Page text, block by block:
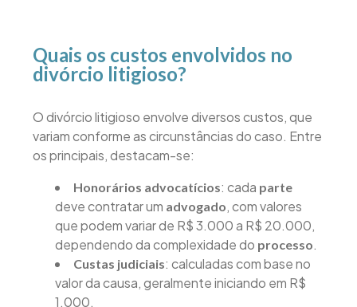
Quais os custos envolvidos no
divórcio litigioso?
O divórcio litigioso envolve diversos custos, que
variam conforme as circunstâncias do caso. Entre
os principais, destacam-se:
Honorários advocatícios: cada parte
deve contratar um advogado, com valores
que podem variar de R$ 3.000 a R$ 20.000,
dependendo da complexidade do processo.
Custas judiciais: calculadas com base no
valor da causa, geralmente iniciando em R$
1.000.